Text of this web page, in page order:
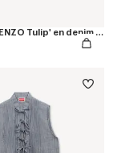
Jean droit 'KENZO Tulip' en denim japonais